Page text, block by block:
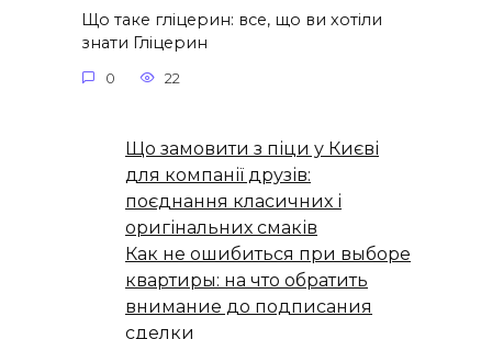
Що таке гліцерин: все, що ви хотіли
знати Гліцерин
0 22
Що замовити з піци у Києві
для компанії друзів:
поєднання класичних і
оригінальних смаків
Как не ошибиться при выборе
квартиры: на что обратить
внимание до подписания
сделки